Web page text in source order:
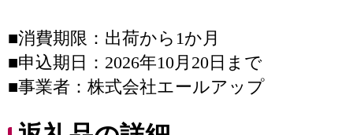
■消費期限：出荷から1か月
■申込期日：2026年10月20日まで
■事業者：株式会社エールアップ